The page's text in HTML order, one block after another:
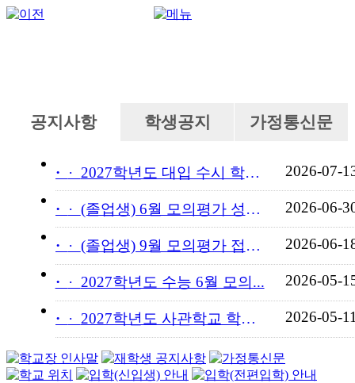
공지사항 학생공지 가정통신문
· 2027학년도 대입 수시 학교... 2026-07-
· (졸업생) 6월 모의평가 성적... 2026-06-
· (졸업생) 9월 모의평가 접수... 2026-06-
· 2027학년도 수능 6월 모의... 2026-05-
· 2027학년도 사관학교 학교장... 2026-05-